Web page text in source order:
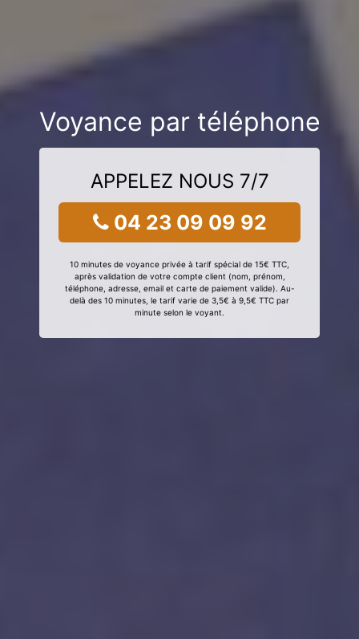
Voyance par téléphone
APPELEZ NOUS 7/7
04 23 09 09 92
10 minutes de voyance privée à tarif spécial de 15€ TTC,
après validation de votre compte client (nom, prénom,
téléphone, adresse, email et carte de paiement valide). Au-
delà des 10 minutes, le tarif varie de 3,5€ à 9,5€ TTC par
minute selon le voyant.